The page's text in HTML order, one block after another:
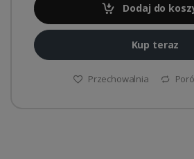
Dodaj do
Kup teraz
Przechowalnia